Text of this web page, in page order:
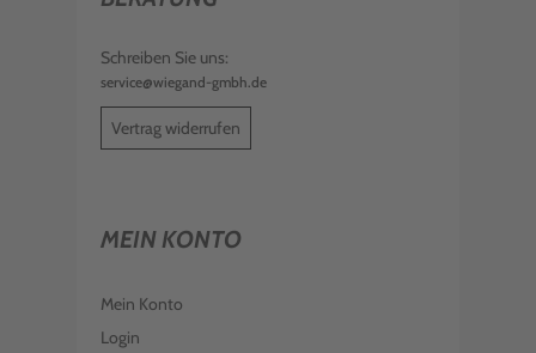
Schreiben Sie uns:
service@wiegand-gmbh.de
Vertrag widerrufen
MEIN KONTO
Mein Konto
Login